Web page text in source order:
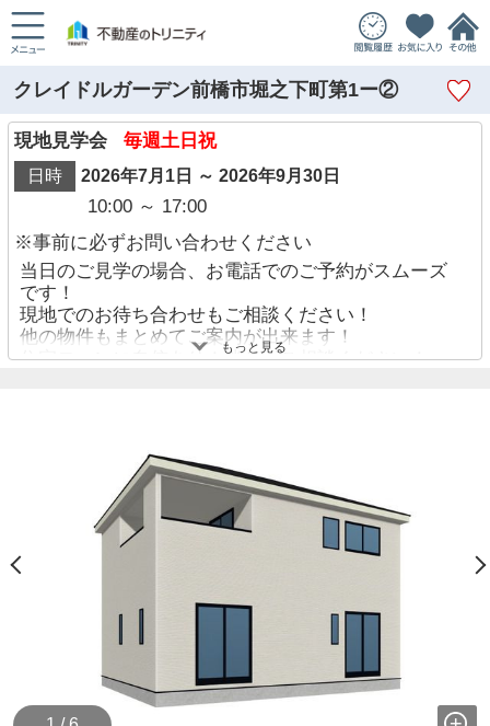
クレイドルガーデン前橋市堀之下町第1ー②
現地見学会 毎週土日祝
日時 2026年7月1日 ～ 2026年9月30日
10:00 ～ 17:00
※事前に必ずお問い合わせください
当日のご見学の場合、お電話でのご予約がスムーズ
です！
現地でのお待ち合わせもご相談ください！
他の物件もまとめてご案内が出来ます！
住宅ローンに自信あり！迷わずご相談ください！
もっと見る